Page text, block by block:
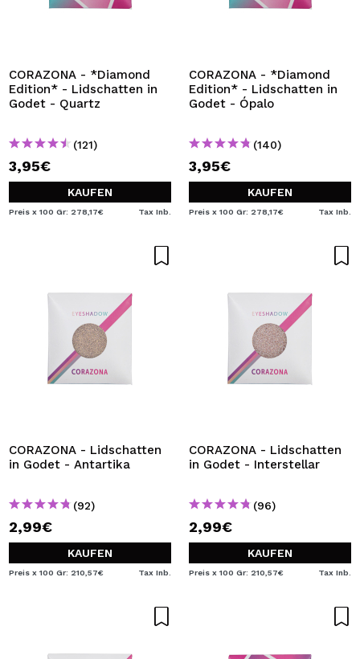
CORAZONA - *Diamond
Edition* - Lidschatten in
Godet - Quartz
(121)
3,95€
KAUFEN
Preis x 100 Gr: 278,17€ Tax Inb.
CORAZONA - *Diamond
Edition* - Lidschatten in
Godet - Ópalo
(140)
3,95€
KAUFEN
Preis x 100 Gr: 278,17€ Tax Inb.
CORAZONA - Lidschatten
in Godet - Antartika
(92)
2,99€
KAUFEN
Preis x 100 Gr: 210,57€ Tax Inb.
CORAZONA - Lidschatten
in Godet - Interstellar
(96)
2,99€
KAUFEN
Preis x 100 Gr: 210,57€ Tax Inb.